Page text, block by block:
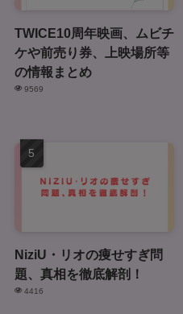
TWICE10周年映画、ムビチ
ケや前売り券、上映場所等
の情報まとめ
9569
NiziU・リオの痩せすぎ問
題、真相を徹底解剖！
4416